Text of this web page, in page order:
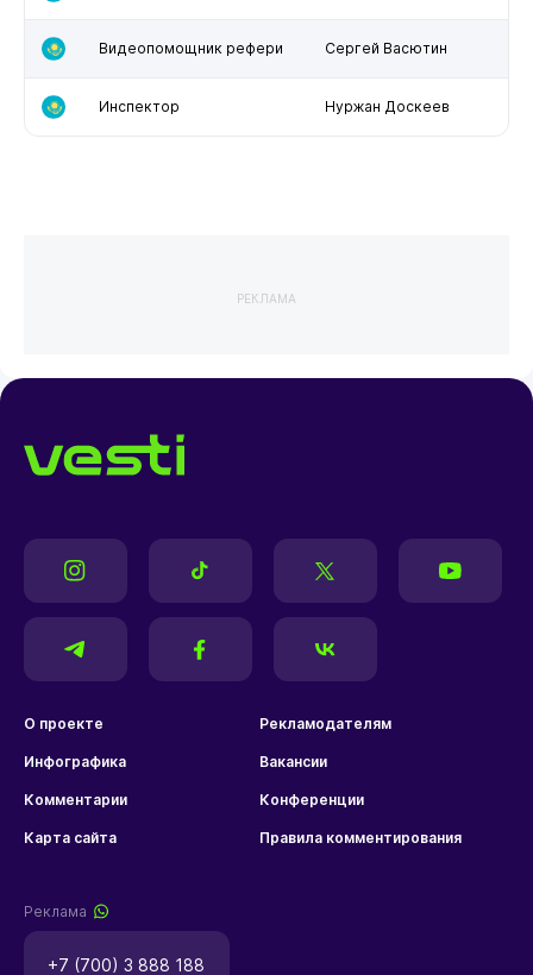
Видеопомощник рефери Сергей Васютин
Инспектор Нуржан Доскеев
РЕКЛАМА
О проекте Рекламодателям
Инфографика Вакансии
Комментарии Конференции
Карта сайта Правила комментирования
Реклама
+7 (700) 3 888 188